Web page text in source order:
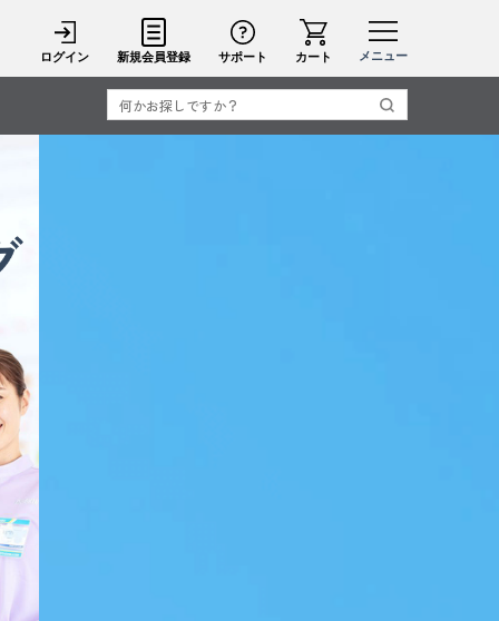
メニュー
ログイン 新規会員登録 サポート カート